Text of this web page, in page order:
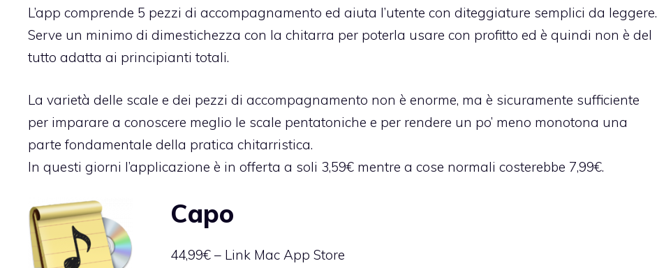
L’app comprende 5 pezzi di accompagnamento ed aiuta l’utente con diteggiature semplici da leggere.
Serve un minimo di dimestichezza con la chitarra per poterla usare con profitto ed è quindi non è del
tutto adatta ai principianti totali.
La varietà delle scale e dei pezzi di accompagnamento non è enorme, ma è sicuramente sufficiente
per imparare a conoscere meglio le scale pentatoniche e per rendere un po’ meno monotona una
parte fondamentale della pratica chitarristica.
In questi giorni l’applicazione è in offerta a soli 3,59€ mentre a cose normali costerebbe 7,99€.
Capo
44,99€ – Link Mac App Store